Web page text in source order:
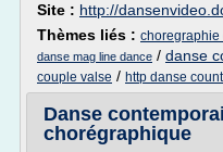
Site : http://
Thèmes liés : choregraphie
danse mag line dance / danse
couple valse / http danse
Danse
chorégraphique